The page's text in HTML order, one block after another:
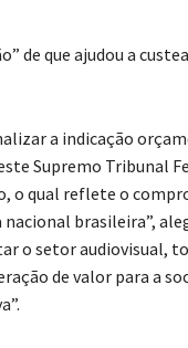
de que ajudou a
a indicação
Supremo Tribunal
o qual reflete o
brasileira”,
o setor audiovisual,
de valor para a